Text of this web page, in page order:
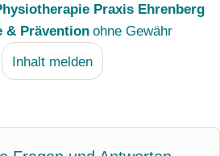
Praxis Ehrenberg
& Prävention ohne Gewähr
Inhalt melden